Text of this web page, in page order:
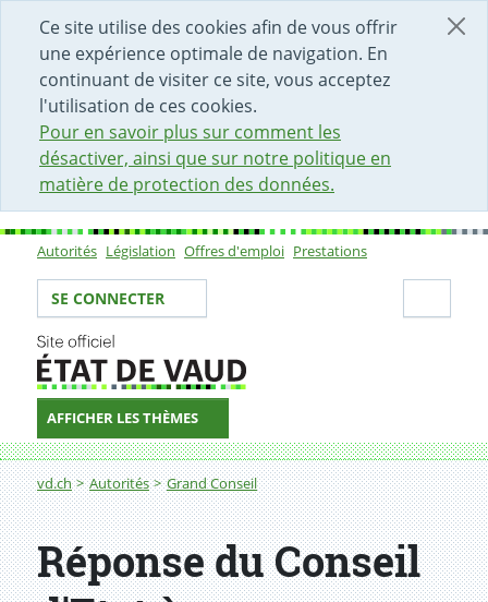
Ce site utilise des cookies afin de vous offrir
une expérience optimale de navigation. En
continuant de visiter ce site, vous acceptez
l'utilisation de ces cookies.
Pour en savoir plus sur comment les
désactiver, ainsi que sur notre politique en
matière de protection des données.
DÉBUT DU CONTENU DE LA PAGE
ACCÈS AU CHAMP DE RECHERCHE
PAGE D'ACCUEIL
FORMULAIRE DE CONTACT
Sous-navigation
Autorités Législation Offres d'emploi Prestations
Votre identité
SE CONNECTER
AFFICHER LES THÈMES
Fil d'Ariane
vd.ch Autorités Grand Conseil
Réponse du Conseil